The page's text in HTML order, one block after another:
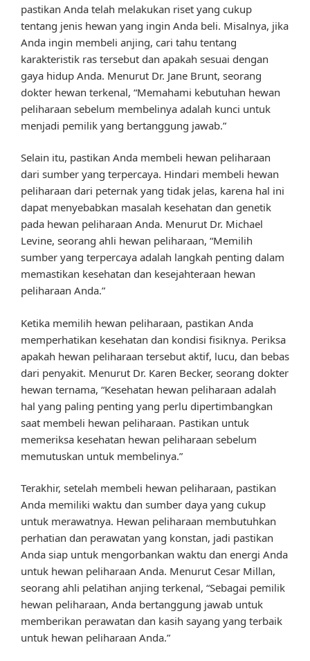
pastikan Anda telah melakukan riset yang cukup
tentang jenis hewan yang ingin Anda beli. Misalnya, jika
Anda ingin membeli anjing, cari tahu tentang
karakteristik ras tersebut dan apakah sesuai dengan
gaya hidup Anda. Menurut Dr. Jane Brunt, seorang
dokter hewan terkenal, “Memahami kebutuhan hewan
peliharaan sebelum membelinya adalah kunci untuk
menjadi pemilik yang bertanggung jawab.”
Selain itu, pastikan Anda membeli hewan peliharaan
dari sumber yang terpercaya. Hindari membeli hewan
peliharaan dari peternak yang tidak jelas, karena hal ini
dapat menyebabkan masalah kesehatan dan genetik
pada hewan peliharaan Anda. Menurut Dr. Michael
Levine, seorang ahli hewan peliharaan, “Memilih
sumber yang terpercaya adalah langkah penting dalam
memastikan kesehatan dan kesejahteraan hewan
peliharaan Anda.”
Ketika memilih hewan peliharaan, pastikan Anda
memperhatikan kesehatan dan kondisi fisiknya. Periksa
apakah hewan peliharaan tersebut aktif, lucu, dan bebas
dari penyakit. Menurut Dr. Karen Becker, seorang dokter
hewan ternama, “Kesehatan hewan peliharaan adalah
hal yang paling penting yang perlu dipertimbangkan
saat membeli hewan peliharaan. Pastikan untuk
memeriksa kesehatan hewan peliharaan sebelum
memutuskan untuk membelinya.”
Terakhir, setelah membeli hewan peliharaan, pastikan
Anda memiliki waktu dan sumber daya yang cukup
untuk merawatnya. Hewan peliharaan membutuhkan
perhatian dan perawatan yang konstan, jadi pastikan
Anda siap untuk mengorbankan waktu dan energi Anda
untuk hewan peliharaan Anda. Menurut Cesar Millan,
seorang ahli pelatihan anjing terkenal, “Sebagai pemilik
hewan peliharaan, Anda bertanggung jawab untuk
memberikan perawatan dan kasih sayang yang terbaik
untuk hewan peliharaan Anda.”